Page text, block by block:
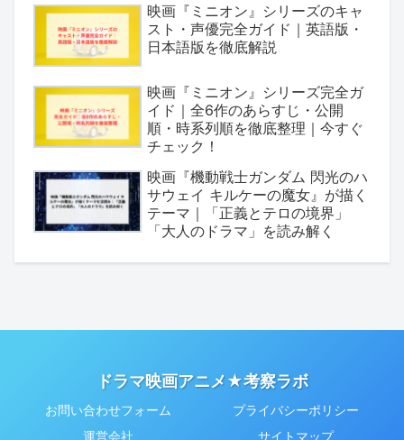
映画『ミニオン』シリーズのキャ
スト・声優完全ガイド｜英語版・
日本語版を徹底解説
映画『ミニオン』シリーズ完全ガ
イド｜全6作のあらすじ・公開
順・時系列順を徹底整理｜今すぐ
チェック！
映画『機動戦士ガンダム 閃光のハ
サウェイ キルケーの魔女』が描く
テーマ｜「正義とテロの境界」
「大人のドラマ」を読み解く
ドラマ映画アニメ★考察ラボ
お問い合わせフォーム
プライバシーポリシー
運営会社
サイトマップ